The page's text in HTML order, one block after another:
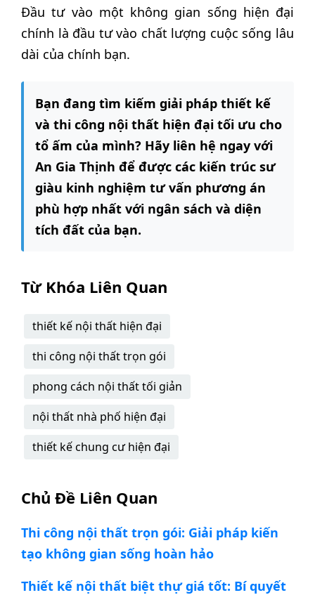
Đầu tư vào một không gian sống hiện đại
chính là đầu tư vào chất lượng cuộc sống lâu
dài của chính bạn.
Bạn đang tìm kiếm giải pháp thiết kế
và thi công nội thất hiện đại tối ưu cho
tổ ấm của mình? Hãy liên hệ ngay với
An Gia Thịnh để được các kiến trúc sư
giàu kinh nghiệm tư vấn phương án
phù hợp nhất với ngân sách và diện
tích đất của bạn.
Từ Khóa Liên Quan
thiết kế nội thất hiện đại
thi công nội thất trọn gói
phong cách nội thất tối giản
nội thất nhà phố hiện đại
thiết kế chung cư hiện đại
Chủ Đề Liên Quan
Thi công nội thất trọn gói: Giải pháp kiến
tạo không gian sống hoàn hảo
Thiết kế nội thất biệt thự giá tốt: Bí quyết